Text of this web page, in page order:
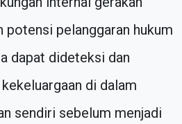
potensi pelanggaran hukum
dapat dideteksi dan
di dalam
sendiri sebelum menjadi